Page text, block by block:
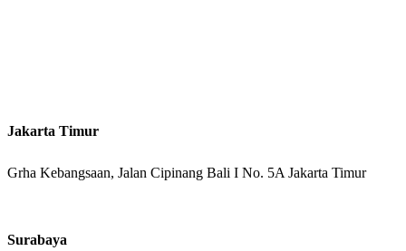
Jakarta Timur
Grha Kebangsaan, Jalan Cipinang Bali I No. 5A Jakarta Timur
Surabaya